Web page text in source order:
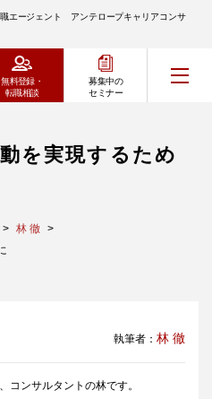
エージェント アンテロープキャリアコンサ
無料登録・
転職相談
募集中の
セミナー
を実現するため
林 徹
執筆者： 林 徹
コンサルタントの林です。